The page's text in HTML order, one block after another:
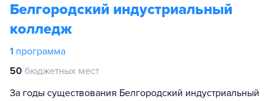
Белгородский индустриальный
колледж
1 программа
50 бюджетных мест
За годы существования Белгородский индустриальный